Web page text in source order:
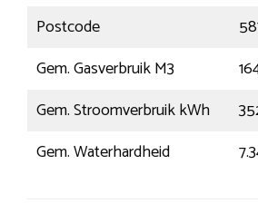
Postcode
Gem. Gasverbruik M3
Gem. Stroomverbruik kWh
Gem. Waterhardheid